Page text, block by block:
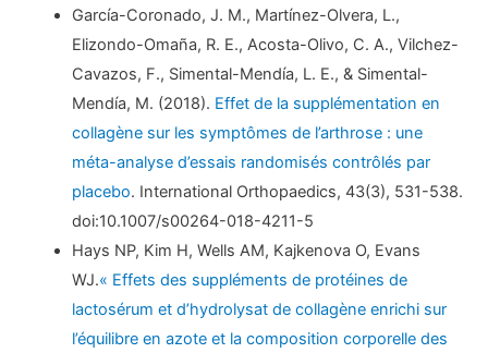
García-Coronado, J. M., Martínez-Olvera, L.,
Elizondo-Omaña, R. E., Acosta-Olivo, C. A., Vilchez-
Cavazos, F., Simental-Mendía, L. E., & Simental-
Mendía, M. (2018). Effet de la supplémentation en
collagène sur les symptômes de l’arthrose : une
méta-analyse d’essais randomisés contrôlés par
placebo. International Orthopaedics, 43(3), 531-538.
doi:10.1007/s00264-018-4211-5
Hays NP, Kim H, Wells AM, Kajkenova O, Evans
WJ.« Effets des suppléments de protéines de
lactosérum et d’hydrolysat de collagène enrichi sur
l’équilibre en azote et la composition corporelle des